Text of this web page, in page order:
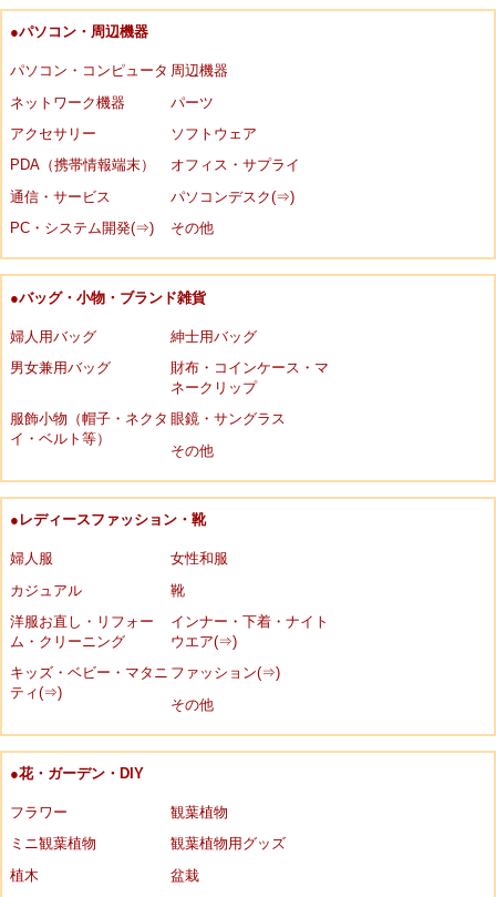
●パソコン・周辺機器
パソコン・コンピュータ 周辺機器
ネットワーク機器
パーツ
アクセサリー
ソフトウェア
PDA（携帯情報端末）
オフィス・サプライ
通信・サービス
パソコンデスク(⇒)
PC・システム開発(⇒)
その他
●バッグ・小物・ブランド雑貨
婦人用バッグ
紳士用バッグ
男女兼用バッグ
財布・コインケース・マ
ネークリップ
服飾小物（帽子・ネクタ
イ・ベルト等）
眼鏡・サングラス
その他
●レディースファッション・靴
婦人服
女性和服
カジュアル
靴
洋服お直し・リフォー
ム・クリーニング
インナー・下着・ナイト
ウエア(⇒)
キッズ・ベビー・マタニ
ティ(⇒)
ファッション(⇒)
その他
●花・ガーデン・DIY
フラワー
観葉植物
ミニ観葉植物
観葉植物用グッズ
植木
盆栽